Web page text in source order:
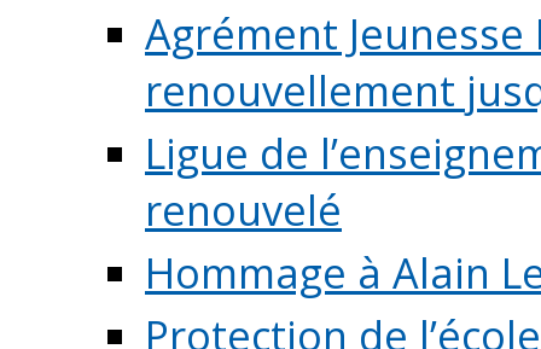
Agrément
renouvellement
Ligue de
renouvelé
Hommage à Alain
Protection de